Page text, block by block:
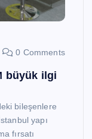
0 Comments
büyük ilgi
bileşenlere
yapı
fırsatı